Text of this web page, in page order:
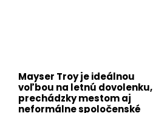
Mayser Troy je ideálnou
voľbou na letnú dovolenku,
prechádzky mestom aj
neformálne spoločenské